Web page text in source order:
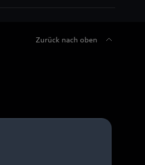
Zurück nach oben